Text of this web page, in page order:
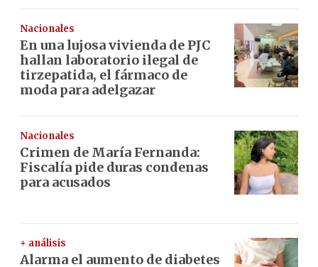
Nacionales
En una lujosa vivienda de PJC
hallan laboratorio ilegal de
tirzepatida, el fármaco de
moda para adelgazar
Nacionales
Crimen de María Fernanda:
Fiscalía pide duras condenas
para acusados
+ análisis
Alarma el aumento de diabetes